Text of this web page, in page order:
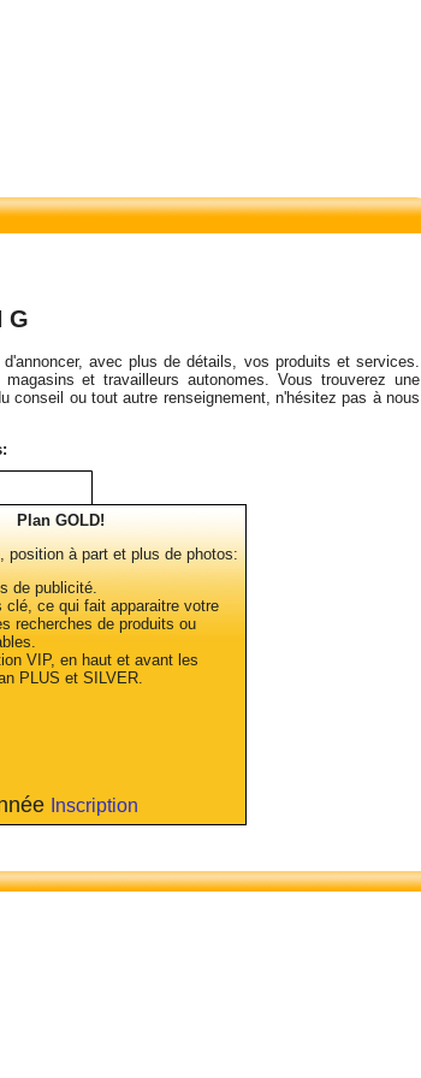
G
avec plus de détails, vos produits et services.
et travailleurs autonomes. Vous trouverez une
conseil ou tout autre renseignement, n'hésitez pas à nous
Plan GOLD!
position à part et plus de photos:
de publicité.
clé, ce qui fait apparaitre votre
recherches de produits ou
VIP, en haut et avant les
PLUS et SILVER.
Inscription